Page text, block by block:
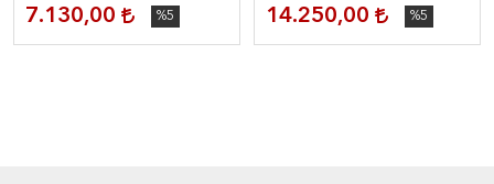
7.130,00 %5 14.250,00 %5